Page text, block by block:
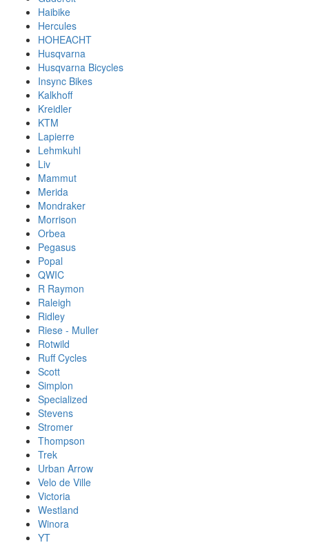
Haibike
Hercules
HOHEACHT
Husqvarna
Husqvarna Bicycles
Insync Bikes
Kalkhoff
Kreidler
KTM
Lapierre
Lehmkuhl
Liv
Mammut
Merida
Mondraker
Morrison
Orbea
Pegasus
Popal
QWIC
R Raymon
Raleigh
Ridley
Riese - Muller
Rotwild
Ruff Cycles
Scott
Simplon
Specialized
Stevens
Stromer
Thompson
Trek
Urban Arrow
Velo de Ville
Victoria
Westland
Winora
YT